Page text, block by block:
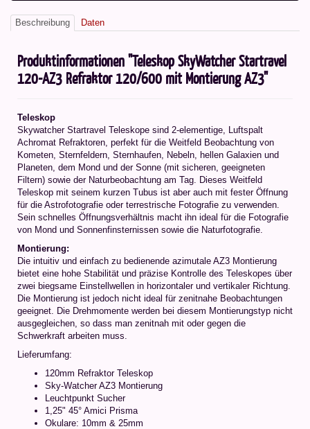
Beschreibung Daten
Produktinformationen "Teleskop SkyWatcher Startravel
120-AZ3 Refraktor 120/600 mit Montierung AZ3"
Teleskop
Skywatcher Startravel Teleskope sind 2-elementige, Luftspalt
Achromat Refraktoren, perfekt für die Weitfeld Beobachtung von
Kometen, Sternfeldern, Sternhaufen, Nebeln, hellen Galaxien und
Planeten, dem Mond und der Sonne (mit sicheren, geeigneten
Filtern) sowie der Naturbeobachtung am Tag. Dieses Weitfeld
Teleskop mit seinem kurzen Tubus ist aber auch mit fester Öffnung
für die Astrofotografie oder terrestrische Fotografie zu verwenden.
Sein schnelles Öffnungsverhältnis macht ihn ideal für die Fotografie
von Mond und Sonnenfinsternissen sowie die Naturfotografie.
Montierung:
Die intuitiv und einfach zu bedienende azimutale AZ3 Montierung
bietet eine hohe Stabilität und präzise Kontrolle des Teleskopes über
zwei biegsame Einstellwellen in horizontaler und vertikaler Richtung.
Die Montierung ist jedoch nicht ideal für zenitnahe Beobachtungen
geeignet. Die Drehmomente werden bei diesem Montierungstyp nicht
ausgegleichen, so dass man zenitnah mit oder gegen die
Schwerkraft arbeiten muss.
Lieferumfang:
120mm Refraktor Teleskop
Sky-Watcher AZ3 Montierung
Leuchtpunkt Sucher
1,25" 45° Amici Prisma
Okulare: 10mm & 25mm